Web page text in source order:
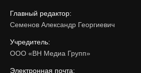
Главный редактор:
Семенов Александр Георгиевич
Учредитель:
ООО «ВН Медиа Групп»
Электронная почта: